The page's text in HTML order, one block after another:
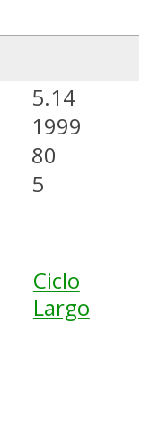
5.14
1999
80
5
Ciclo
Largo